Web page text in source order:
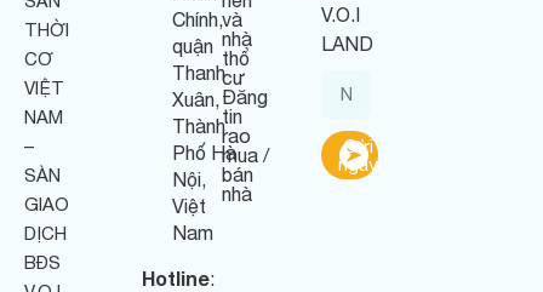
THỜI
CƠ
VIỆT
NAM
–
SÀN
GIAO
DỊCH
BĐS
Chính,
quận
Thanh
Xuân,
Thành
Phố Hà
Nội,
Việt
Nam
Hotline:
và
nhà
thổ
cư
Đăng
tin
rao
mua /
bán
nhà
V.O.I
LAND
Gửi
ngay